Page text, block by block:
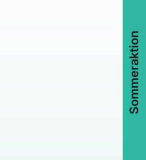
Sommeraktion